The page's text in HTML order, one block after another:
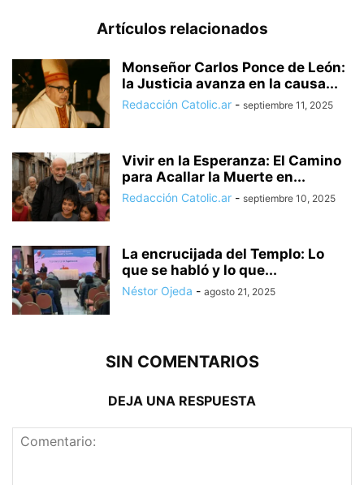
Artículos relacionados
Monseñor Carlos Ponce de León:
la Justicia avanza en la causa...
Redacción Catolic.ar - septiembre 11, 2025
Vivir en la Esperanza: El Camino
para Acallar la Muerte en...
Redacción Catolic.ar - septiembre 10, 2025
La encrucijada del Templo: Lo
que se habló y lo que...
Néstor Ojeda - agosto 21, 2025
SIN COMENTARIOS
DEJA UNA RESPUESTA